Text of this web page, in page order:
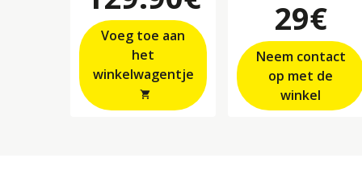
Voeg toe aan
het
shopping_cart
29€
Neem contact
op met de
winkel